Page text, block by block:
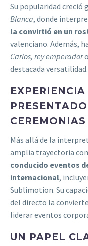
Su popularidad creció
Blanca, donde
la convirtió en un
valenciano. Además,
Carlos, rey emperadoro
destacada versatilidad.
EXPERIENCIA
CEREMONIAS
Más allá de la
amplia trayectoria
conducido eventos
internacional,
Sublimotion. Su
del directo la
liderar eventos
UN PAPEL